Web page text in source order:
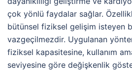
çok yönlü faydalar sağlar.
bütünsel fiziksel gelişim isteyen
vazgeçilmezdir. Uygulanan
fiziksel kapasitesine, kullanım
seviyesine göre değişkenlik